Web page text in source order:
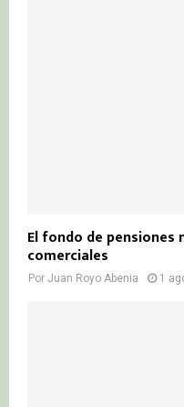
El fondo de
comerciales
Por Juan Royo Abenia 1